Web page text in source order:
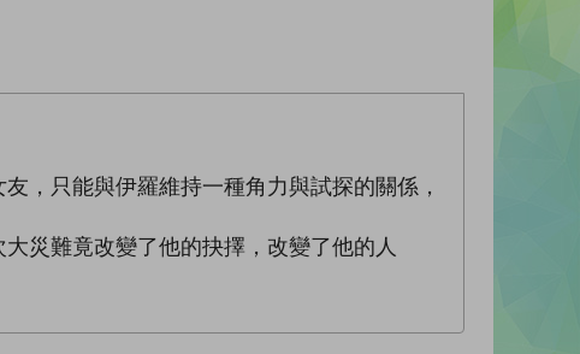
，只能與伊羅維持一種角力與試探的關係，
災難竟改變了他的抉擇，改變了他的人